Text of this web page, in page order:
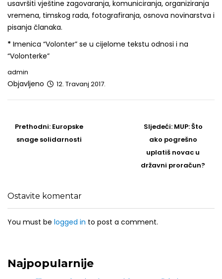
usavršiti vještine zagovaranja, komuniciranja, organiziranja
vremena, timskog rada, fotografiranja, osnova novinarstva i
pisanja članaka.
* Imenica “Volonter” se u cijelome tekstu odnosi i na
“Volonterke”
admin
Objavljeno 12. Travanj 2017.
navigation
Prethodni: Prethodni
post
Europske
snage solidarnosti
Sljedeći: Sljedeći
Post
MUP: Što
ako pogrešno
uplatiš novac u
državni proračun?
Ostavite komentar
You must be logged in to post a comment.
Najpopularnije